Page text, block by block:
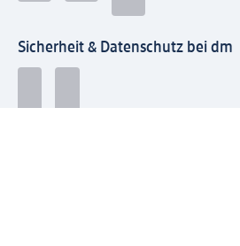
Sicherheit & Datenschutz bei dm